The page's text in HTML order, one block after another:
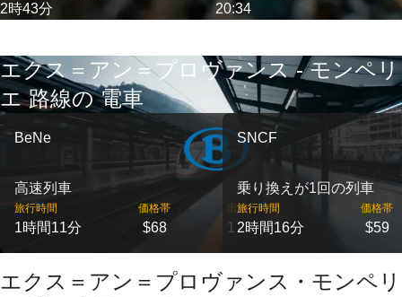
2時43分 20:34
エクス＝アン＝プロヴァンス - モンペリ
エ 路線の 電車
BeNe
高速列車
旅行時間
1時間11分
価格帯
$68
出発
1
SNCF
乗り換えが1回の列車
旅行時間
2時間16分
価格帯
$59
エクス＝アン＝プロヴァンス・モンペリ